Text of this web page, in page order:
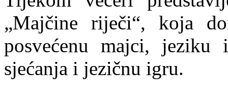
„Majčine riječi“, koja
posvećenu majci, jeziku
sjećanja i jezičnu igru.